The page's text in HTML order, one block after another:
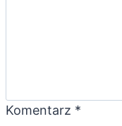
Komentarz *